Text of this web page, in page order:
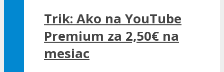
Trik: Ako na YouTube
Premium za 2,50€ na
mesiac